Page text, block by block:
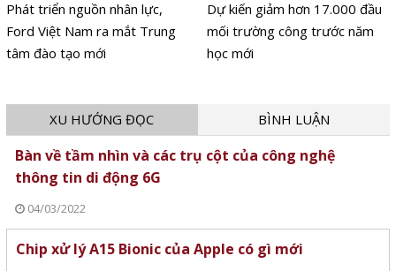
Phát triển nguồn nhân lực,
Ford Việt Nam ra mắt Trung
tâm đào tạo mới
Dự kiến giảm hơn 17.000 đầu
mối trường công trước năm
học mới
XU HƯỚNG ĐỌC BÌNH LUẬN
Bàn về tầm nhìn và các trụ cột của công nghệ
thông tin di động 6G
04/03/2022
Chip xử lý A15 Bionic của Apple có gì mới